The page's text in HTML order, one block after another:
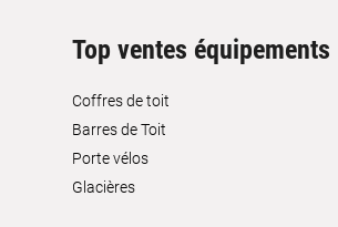
Top ventes équipements
Coffres de toit
Barres de Toit
Porte vélos
Glacières